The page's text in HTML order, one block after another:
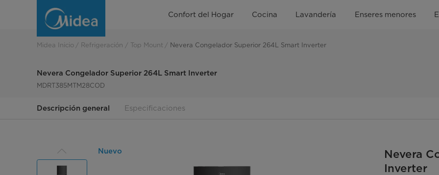
Congelador
Superior
Inverter
Confort del Hogar Cocina Lavandería Enseres menores
Midea Inicio Refrigeración Top Mount Nevera Congelador Superior 264L Smart Inverter
Nevera Congelador Superior 264L Smart Inverter
MDRT385MTM28COD
Descripción general Especificaciones
Nuevo
Nevera
Inverter